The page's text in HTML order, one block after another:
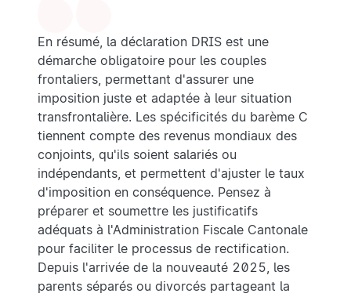
En résumé, la déclaration DRIS est une
démarche obligatoire pour les couples
frontaliers, permettant d'assurer une
imposition juste et adaptée à leur situation
transfrontalière. Les spécificités du barème C
tiennent compte des revenus mondiaux des
conjoints, qu'ils soient salariés ou
indépendants, et permettent d'ajuster le taux
d'imposition en conséquence. Pensez à
préparer et soumettre les justificatifs
adéquats à l'Administration Fiscale Cantonale
pour faciliter le processus de rectification.
Depuis l'arrivée de la nouveauté 2025, les
parents séparés ou divorcés partageant la